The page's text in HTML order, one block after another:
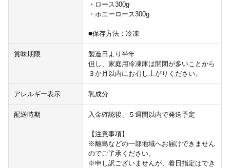
・ロース300g
・ホエーロース300g
■保存方法：冷凍
賞味期限
製造日より半年
但し、家庭用冷凍庫は開閉が多いことから
３か月以内にお召し上がりください。
アレルギー表示 乳成分
配送時期 入金確認後、５週間以内で発送予定
【注意事項】
※離島などの一部地域へお届けできません
のでご了承ください。
※申し訳ございませんが、着日指定はでき